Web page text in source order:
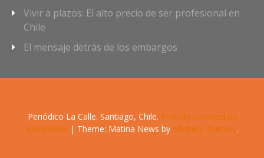
Vivir a plazos: El alto precio de ser profesional en
Chile
El mensaje detrás de los embargos
Periódico La Calle. Santiago, Chile. Proudly powered by
WordPress | Theme: Matina News by Mystery Themes.